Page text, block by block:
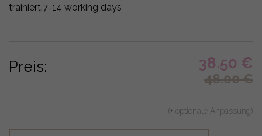
trainiert.7-14 working days
Preis: 38.50 €
48.00€
(+ optionale Anpassung)